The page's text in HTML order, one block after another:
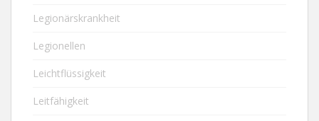
Legionärskrankheit
Legionellen
Leichtflüssigkeit
Leitfähigkeit